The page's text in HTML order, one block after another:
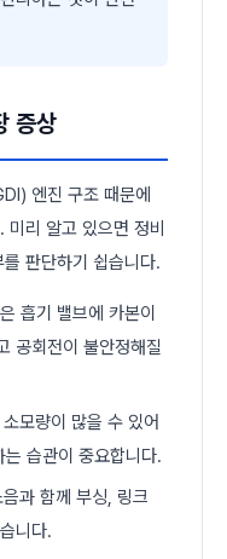
증상
엔진 구조 때문에
리 알고 있으면 정비
판단하기 쉽습니다.
흡기 밸브에 카본이
공회전이 불안정해질
모량이 많을 수 있어
습관이 중요합니다.
과 함께 부싱, 링크
니다.